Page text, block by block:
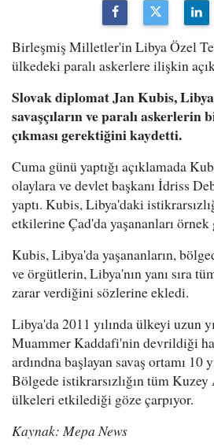
Birleşmiş Milletler'in Libya Özel
ülkedeki paralı askerlere ilişkin
Slovak diplomat Jan Kubis,
savaşçıların ve paralı askerlerin
çıkması gerektiğini kaydetti.
Cuma günü yaptığı açıklamada
olaylara ve devlet başkanı İdriss
yaptı. Kubis, Libya'daki
etkilerine Çad'da yaşananları örnek
Kubis, Libya'da yaşananların,
ve örgütlerin, Libya'nın yanı sıra
zarar verdiğini sözlerine ekledi.
Libya'da 2011 yılında ülkeyi uzun
Muammer Kaddafi'nin devrildiği
ardındna başlayan savaş ortamı 10
Bölgede istikrarsızlığın tüm
ülkeleri etkilediği göze çarpıyor.
Kaynak: Mepa News